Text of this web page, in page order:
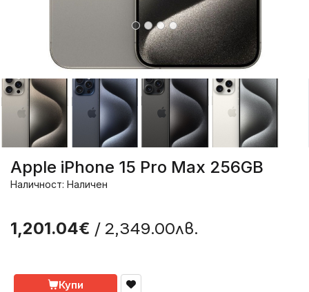
Apple iPhone 15 Pro Max 256GB
Наличност: Наличен
1,201.04€ / 2,349.00лв.
Купи